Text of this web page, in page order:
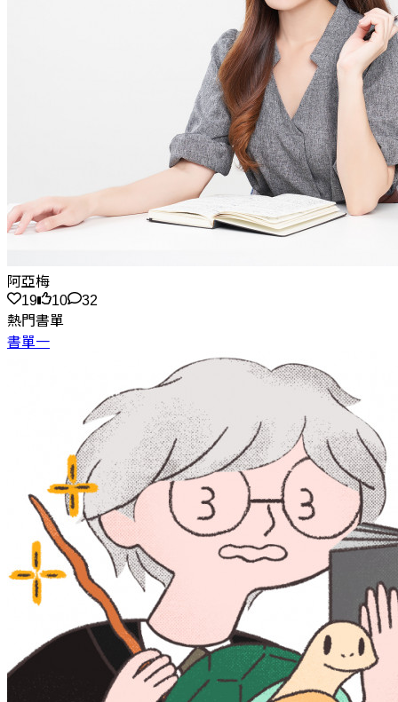
阿亞梅
19
10
32
熱門書單
書單一